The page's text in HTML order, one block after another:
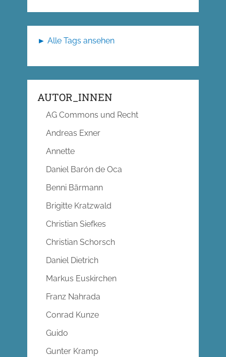
► Alle Tags ansehen
AUTOR_INNEN
AG Commons und Recht
Andreas Exner
Annette
Daniel Barón de Oca
Benni Bärmann
Brigitte Kratzwald
Christian Siefkes
Christian Schorsch
Daniel Dietrich
Markus Euskirchen
Franz Nahrada
Conrad Kunze
Guido
Gunter Kramp